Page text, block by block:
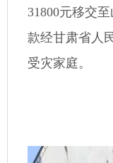
31800元移交
款经甘肃省人
受灾家庭。